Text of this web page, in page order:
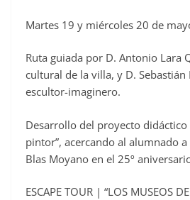
Martes 19 y miércoles 20 de
Ruta guiada por D. Antonio Lara
cultural de la villa, y D. Sebastián
escultor-imaginero.
Desarrollo del proyecto didáctico
pintor”, acercando al alumnado
Blas Moyano en el 25º
ESCAPE TOUR | “LOS MUSEOS